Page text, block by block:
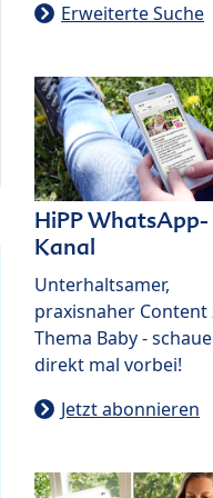
Erweiterte Suche
HiPP WhatsApp-
Kanal
Unterhaltsamer,
praxisnaher Content
Thema Baby -
direkt mal vorbei!
Jetzt abonnieren